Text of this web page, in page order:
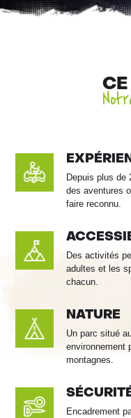
Depuis plus de
des aventures
faire reconnu.
Des activités
adultes et les
chacun.
NATURE
Un parc situé
environnement
montagnes.
Encadrement